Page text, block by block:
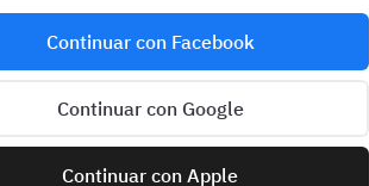
Continuar con Facebook
Continuar con Google
Continuar con Apple